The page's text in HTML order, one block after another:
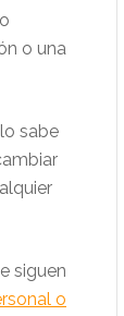
o una
sabe
siguen
o